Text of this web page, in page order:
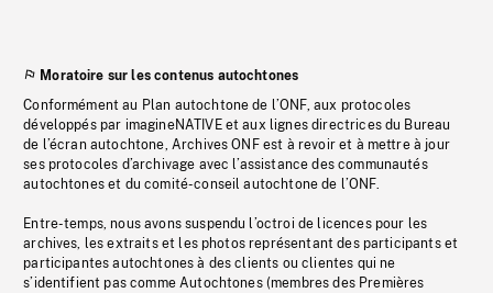
Moratoire sur les contenus autochtones
Conformément au Plan autochtone de l’ONF, aux protocoles
développés par imagineNATIVE et aux lignes directrices du Bureau
de l’écran autochtone, Archives ONF est à revoir et à mettre à jour
ses protocoles d’archivage avec l’assistance des communautés
autochtones et du comité-conseil autochtone de l’ONF.
Entre-temps, nous avons suspendu l’octroi de licences pour les
archives, les extraits et les photos représentant des participants et
participantes autochtones à des clients ou clientes qui ne
s’identifient pas comme Autochtones (membres des Premières